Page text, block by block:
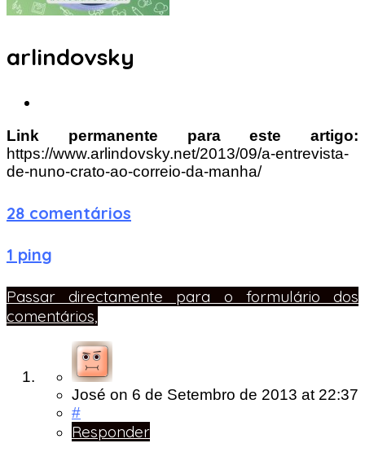
arlindovsky
Link permanente para este artigo:
https://www.arlindovsky.net/2013/09/a-entrevista-
de-nuno-crato-ao-correio-da-manha/
28 comentários
1 ping
Passar directamente para o formulário dos
comentários,
José on 6 de Setembro de 2013 at 22:37
#
Responder